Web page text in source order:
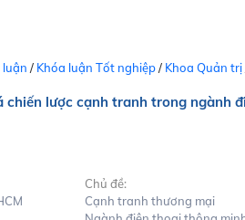
luận / Khóa luận Tốt nghiệp/ Khoa Quản trị
chiến lược cạnh tranh trong ngành
Chủ đề:
Cạnh tranh thương mại